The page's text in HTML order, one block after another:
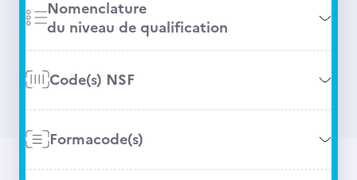
Nomenclature
du niveau de qualification
Code(s) NSF
Formacode(s)